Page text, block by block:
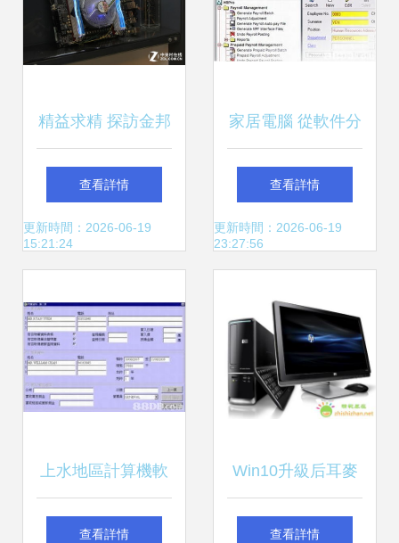
精益求精 探訪金邦
內存工廠，見證計
算機軟硬件開發的
查看詳情
更新時間：2026-06-19
15:21:24
家居電腦 從軟件分
類到開發應用
查看詳情
更新時間：2026-06-19
23:27:56
上水地區計算機軟
件行業生態 從軟件
查看詳情
Win10升級后耳麥
麥克風故障排查與
查看詳情